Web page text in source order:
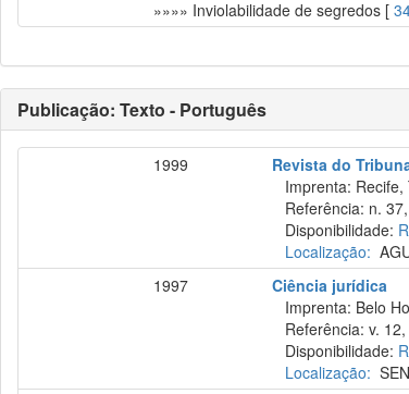
»»»» Inviolabilidade de segredos [
Publicação: Texto - Português
1999
Revista do
Imprenta: Recife,
Referência: n.
Disponibilidade:
Localização:
1997
Ciência jurídica
Imprenta: Belo
Referência: v.
Disponibilidade:
Localização: SEN